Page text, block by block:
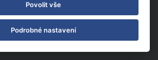
Povolit vše
Podrobné nastavení